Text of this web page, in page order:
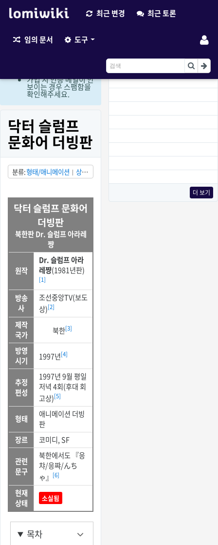
최근 변경 최근 토론
임의 문서 도구
더 보기
현재 로그인 회원만 편
집이 가능한 상태입니
가입 시 인증 메일이 안
보이는 경우 스팸함을
확인해주세요.
닥터 슬럼프
문화어 더빙판
분류 형태/애니메이션
상
태/소실됨
국가/북한
닥터 슬럼프 문화어
더빙판
북한판 Dr. 슬럼프 아라레
쨩
원작
Dr. 슬럼프 아라
레쨩(1981년판)
[1]
방송
사
조선중앙TV(보도
상)[2]
제작
국가
북한[3]
방영
시기
1997년[4]
추정
편성
1997년 9월 평일
저녁 4회(후대 회
고상)[5]
형태
애니메이션 더빙
판
장르
코미디, SF
관련
문구
북한에서도 『응
챠/응쨔/んち
ゃ』 [6]
현재
상태
소실됨
목차